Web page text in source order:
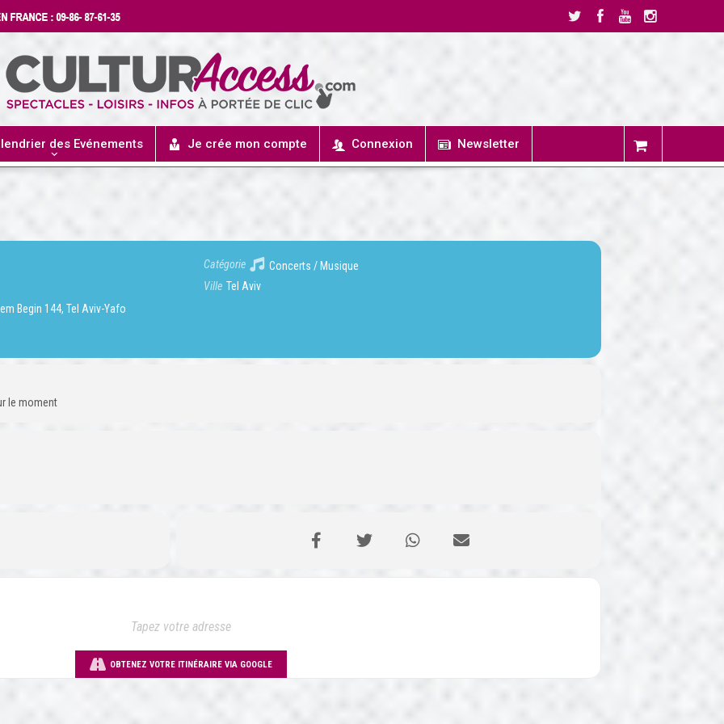
des Evénements Je crée mon compte Connexion Newsletter
Begin 144, Tel Aviv-Yafo
Catégorie
Concerts / Musique
Ville Tel Aviv
le moment
OBTENEZ VOTRE ITINÉRAIRE VIA GOOGLE